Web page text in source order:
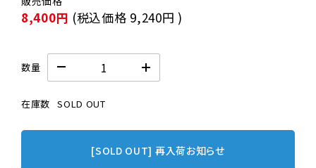
8,400円 (税込価格 9,240円 )
数量
在庫数 SOLD OUT
[SOLD OUT] 再入荷お知らせ